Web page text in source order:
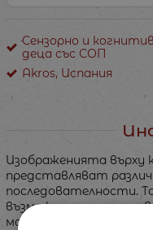
Сензорно и
деца със СОП
Akros, Испания
Изображенията върху
представляват
последователности.
възможност да се
малките деца.